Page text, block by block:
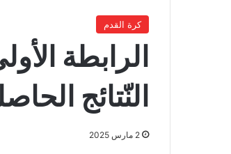
كرة القدم
الرابطة
النّتائج
2 مارس 2025